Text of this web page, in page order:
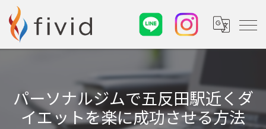
パーソナルジムで五反田駅近くダ
イエットを楽に成功させる方法